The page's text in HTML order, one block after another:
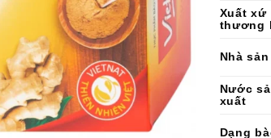
Xuất xứ
thương
Nhà
Nước
xuất
Dạng